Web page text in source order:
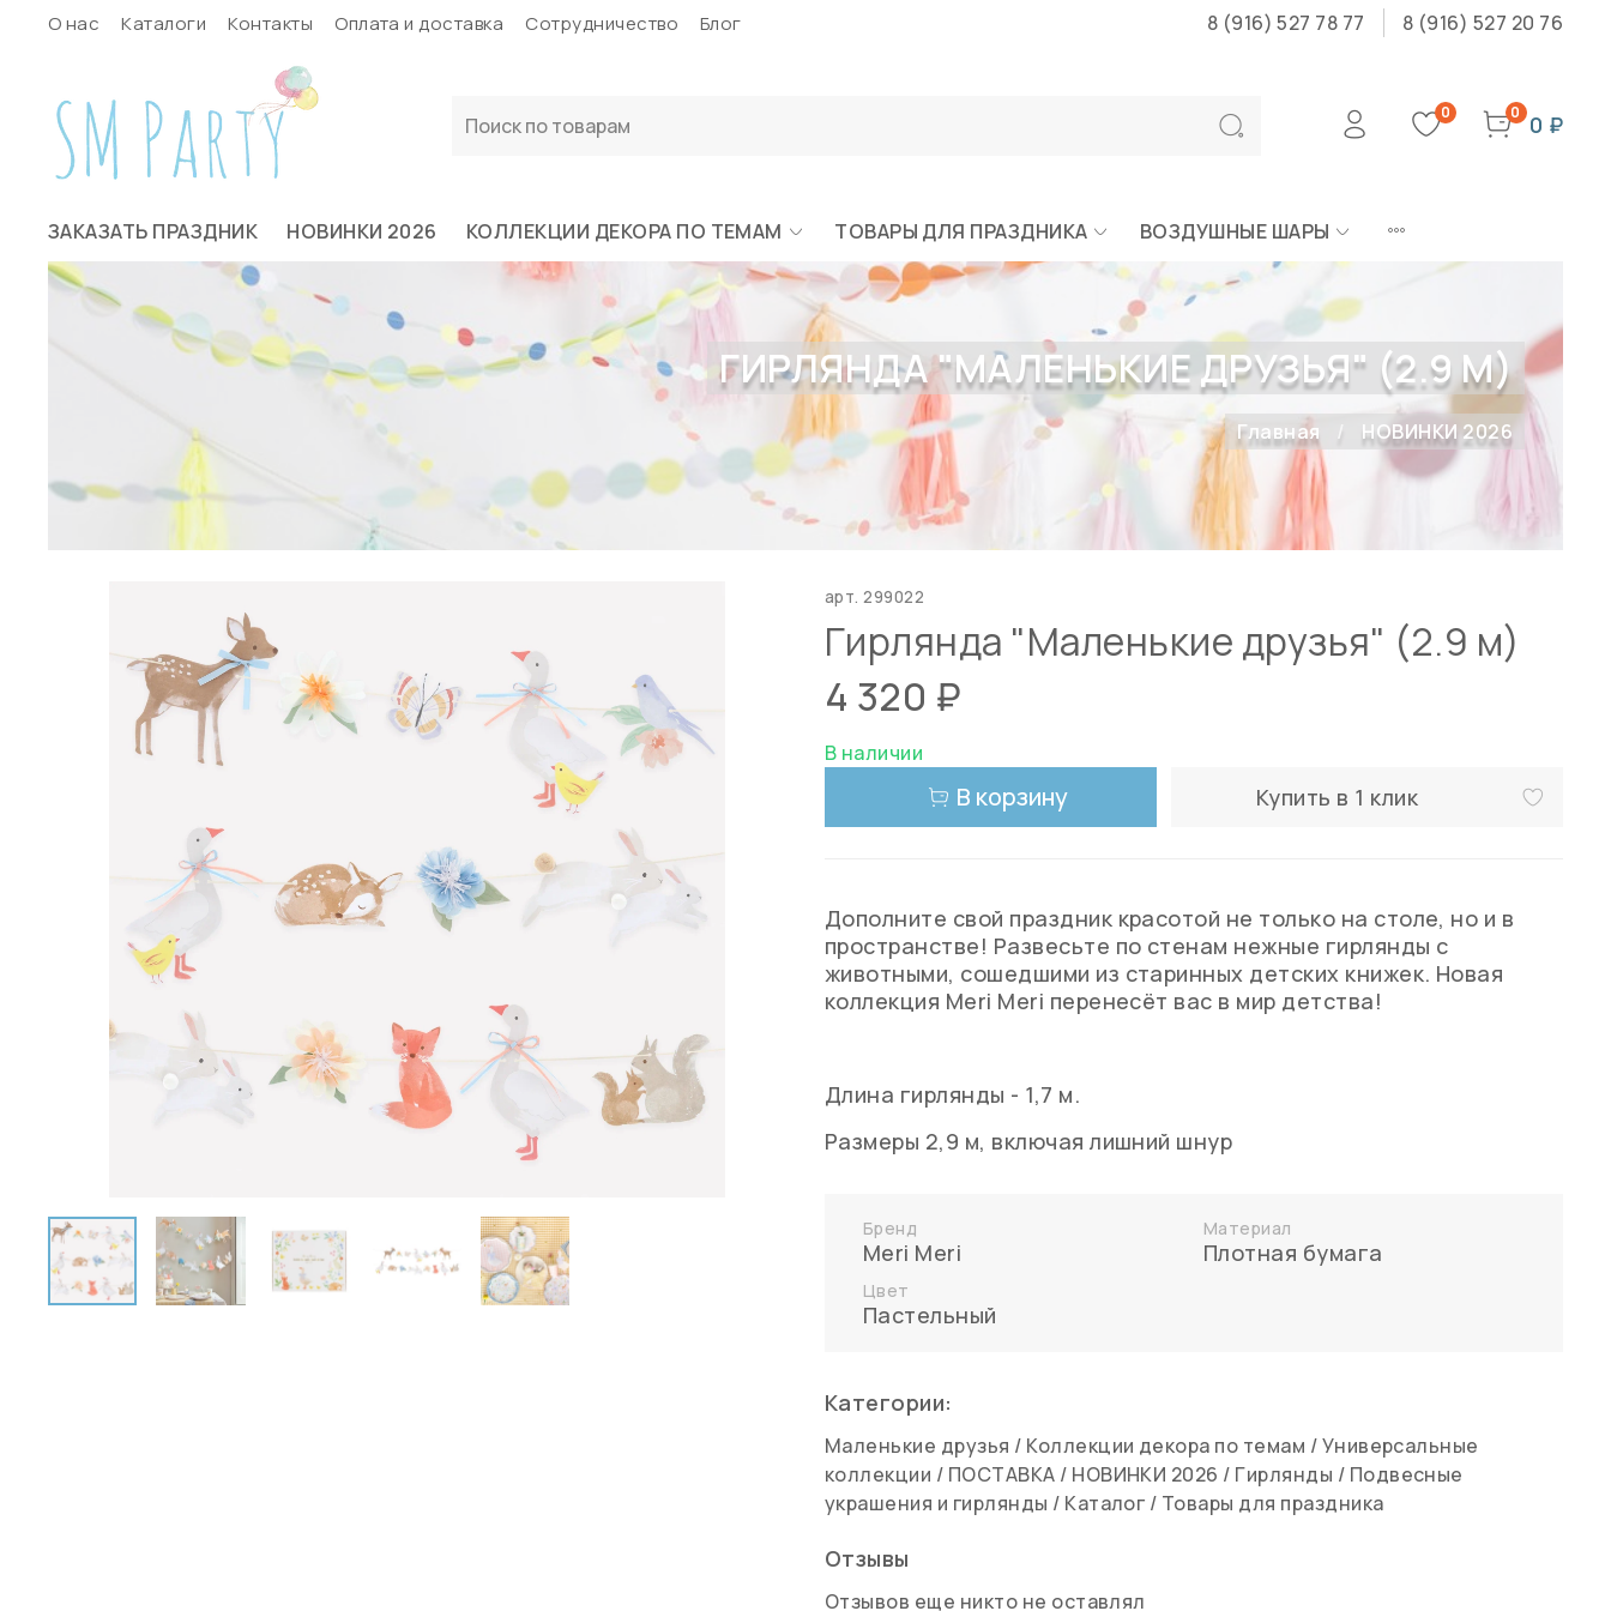
О нас Каталоги Контакты Оплата и доставка Сотрудничество Блог 8 (916) 527 78 77 8 (916) 527 20 76
0 0 0 ₽
ЗАКАЗАТЬ ПРАЗДНИК НОВИНКИ 2026 КОЛЛЕКЦИИ ДЕКОРА ПО ТЕМАМ ТОВАРЫ ДЛЯ ПРАЗДНИКА ВОЗДУШНЫЕ ШАРЫ
ГИРЛЯНДА "МАЛЕНЬКИЕ ДРУЗЬЯ" (2.9 М)
Главная НОВИНКИ 2026
арт.299022
Гирлянда "Маленькие друзья" (2.9 м)
4 320 ₽
В наличии
В корзину Купить в 1 клик
Дополните свой праздник красотой не только на столе, но и в
пространстве! Развесьте по стенам нежные гирлянды с
животными, сошедшими из старинных детских книжек. Новая
коллекция Meri Meri перенесёт вас в мир детства!
Длина гирлянды - 1,7 м.
Размеры 2,9 м, включая лишний шнур
Бренд
Meri Meri
Материал
Плотная бумага
Цвет
Пастельный
Категории:
Маленькие друзья / Коллекции декора по темам /Универсальные
коллекции / ПОСТАВКА / НОВИНКИ 2026 / Гирлянды / Подвесные
украшения и гирлянды / Каталог / Товары для праздника
Отзывы
Отзывов еще никто не оставлял